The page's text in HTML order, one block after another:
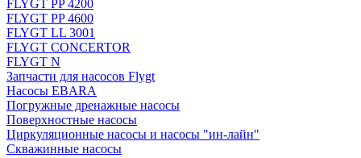
FLYGT PP 4200
FLYGT PP 4600
FLYGT LL 3001
FLYGT CONCERTOR
FLYGT N
Запчасти для насосов Flygt
Насосы EBARA
Погружные дренажные насосы
Поверхностные насосы
Циркуляционные насосы и насосы "ин-лайн"
Скважинные насосы